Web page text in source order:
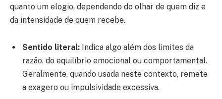
quanto um elogio, dependendo do olhar de quem diz e
da intensidade de quem recebe.
Sentido literal: Indica algo além dos limites da
razão, do equilíbrio emocional ou comportamental.
Geralmente, quando usada neste contexto, remete
a exagero ou impulsividade excessiva.